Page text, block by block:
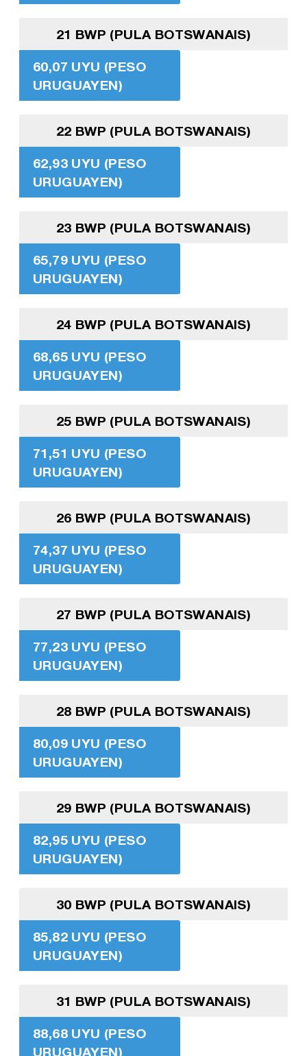
21 BWP (PULA BOTSWANAIS)
60,07 UYU (PESO
URUGUAYEN)
22 BWP (PULA BOTSWANAIS)
62,93 UYU (PESO
URUGUAYEN)
23 BWP (PULA BOTSWANAIS)
65,79 UYU (PESO
URUGUAYEN)
24 BWP (PULA BOTSWANAIS)
68,65 UYU (PESO
URUGUAYEN)
25 BWP (PULA BOTSWANAIS)
71,51 UYU (PESO
URUGUAYEN)
26 BWP (PULA BOTSWANAIS)
74,37 UYU (PESO
URUGUAYEN)
27 BWP (PULA BOTSWANAIS)
77,23 UYU (PESO
URUGUAYEN)
28 BWP (PULA BOTSWANAIS)
80,09 UYU (PESO
URUGUAYEN)
29 BWP (PULA BOTSWANAIS)
82,95 UYU (PESO
URUGUAYEN)
30 BWP (PULA BOTSWANAIS)
85,82 UYU (PESO
URUGUAYEN)
31 BWP (PULA BOTSWANAIS)
88,68 UYU (PESO
URUGUAYEN)